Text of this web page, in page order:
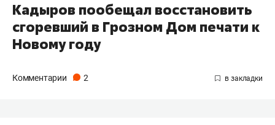
Кадыров пообещал восстановить
сгоревший в Грозном Дом печати к
Новому году
Комментарии 2